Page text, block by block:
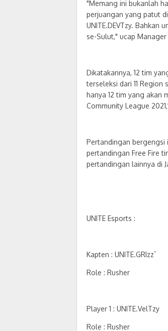
"Memang ini bukanlah
perjuangan yang patut
UNITE.DEVTzy. Bahkan
se-Sulut," ucap
Dikatakannya, 12 tim
terseleksi dari 11
hanya 12 tim yang akan
Community League
Pertandingan bergengsi
pertandingan Free Fire
pertandingan lainnya di
UNITE Esports :
Kapten : UNITE.GRIzz`
Role : Rusher
Player 1 : UNITE.VelTzy
Role : Rusher